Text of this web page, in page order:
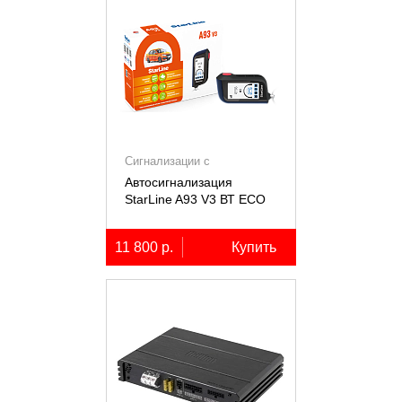
Сигнализации с
автозапуском
Автосигнализация
StarLine A93 V3 ВТ ECO
11 800 р. Купить